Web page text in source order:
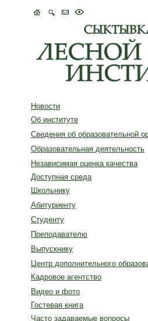
Новости
Об институте
Сведения об образовательной
Образовательная деятельность
Независимая оценка качества
Доступная среда
Школьнику
Абитуриенту
Студенту
Преподавателю
Выпускнику
Центр дополнительного
Кадровое агентство
Видео и фото
Гостевая книга
Часто задаваемые вопросы